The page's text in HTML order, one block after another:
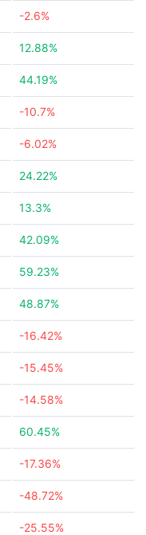
-2.6%
12.88%
44.19%
-10.7%
-6.02%
24.22%
13.3%
42.09%
59.23%
48.87%
-16.42%
-15.45%
-14.58%
60.45%
-17.36%
-48.72%
-25.55%